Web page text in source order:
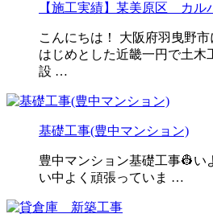
【施工実績】某美原区 カル
こんにちは！ 大阪府羽曳野
はじめとした近畿一円で土木
設 …
基礎工事(豊中マンション)
豊中マンション基礎工事👷い
い中よく頑張っていま …